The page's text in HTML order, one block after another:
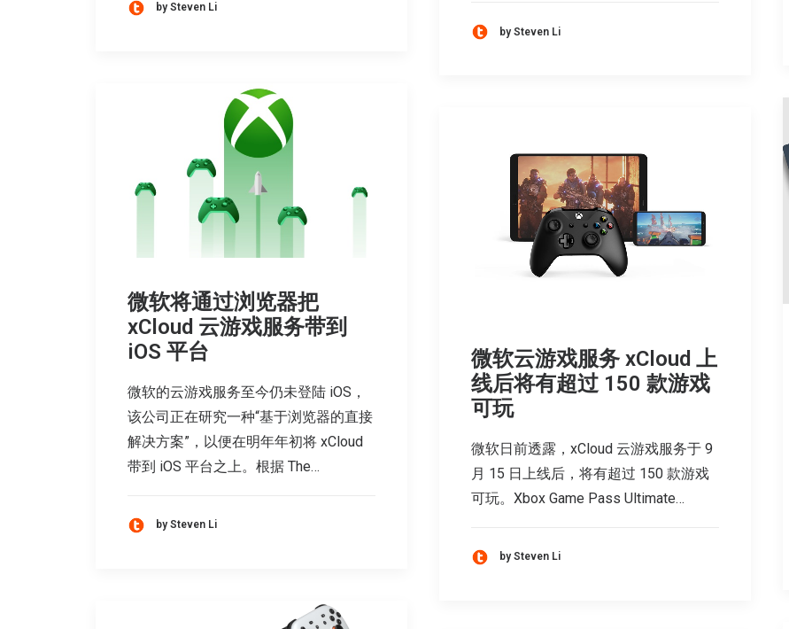
by Steven Li
by Steven Li
微软将通过浏览器把
xCloud 云游戏服务带到
iOS 平台
微软的云游戏服务至今仍未登陆 iOS，
该公司正在研究一种“基于浏览器的直接
解决方案”，以便在明年年初将 xCloud
带到 iOS 平台之上。根据 The…
by Steven Li
微软云游戏服务 xCloud 上
线后将有超过 150 款游戏
可玩
微软日前透露，xCloud 云游戏服务于 9
月 15 日上线后，将有超过 150 款游戏
可玩。Xbox Game Pass Ultimate…
by Steven Li